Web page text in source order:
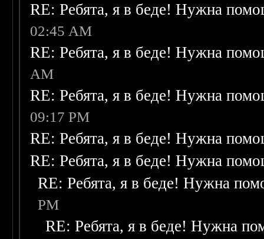
RE: Ребята, я в беде! Нужна
02:45 AM
RE: Ребята, я в беде! Нужна
AM
RE: Ребята, я в беде! Нужна
09:17 PM
RE: Ребята, я в беде! Нужна
RE: Ребята, я в беде! Нужна
RE: Ребята, я в беде! Нужна
PM
RE: Ребята, я в беде! Нужна